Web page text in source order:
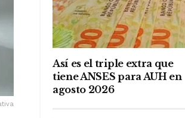
Así es el triple extra que
tiene ANSES para AUH en
agosto 2026